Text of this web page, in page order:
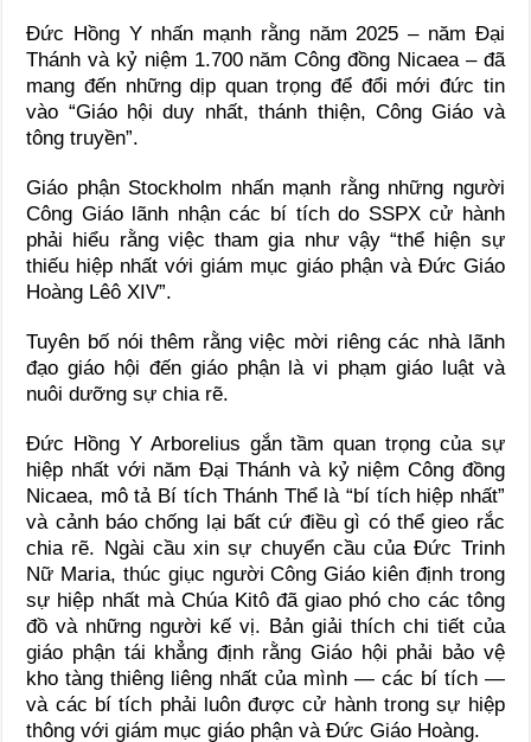
Đức Hồng Y nhấn mạnh rằng năm 2025 – năm Đại
Thánh và kỷ niệm 1.700 năm Công đồng Nicaea – đã
mang đến những dịp quan trọng để đổi mới đức tin
vào “Giáo hội duy nhất, thánh thiện, Công Giáo và
tông truyền”.
Giáo phận Stockholm nhấn mạnh rằng những người
Công Giáo lãnh nhận các bí tích do SSPX cử hành
phải hiểu rằng việc tham gia như vậy “thể hiện sự
thiếu hiệp nhất với giám mục giáo phận và Đức Giáo
Hoàng Lêô XIV”.
Tuyên bố nói thêm rằng việc mời riêng các nhà lãnh
đạo giáo hội đến giáo phận là vi phạm giáo luật và
nuôi dưỡng sự chia rẽ.
Đức Hồng Y Arborelius gắn tầm quan trọng của sự
hiệp nhất với năm Đại Thánh và kỷ niệm Công đồng
Nicaea, mô tả Bí tích Thánh Thể là “bí tích hiệp nhất”
và cảnh báo chống lại bất cứ điều gì có thể gieo rắc
chia rẽ. Ngài cầu xin sự chuyển cầu của Đức Trinh
Nữ Maria, thúc giục người Công Giáo kiên định trong
sự hiệp nhất mà Chúa Kitô đã giao phó cho các tông
đồ và những người kế vị. Bản giải thích chi tiết của
giáo phận tái khẳng định rằng Giáo hội phải bảo vệ
kho tàng thiêng liêng nhất của mình — các bí tích —
và các bí tích phải luôn được cử hành trong sự hiệp
thông với giám mục giáo phận và Đức Giáo Hoàng.